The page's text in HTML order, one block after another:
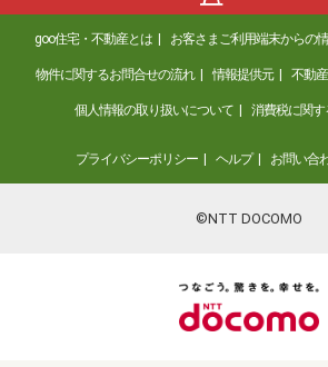
goo住宅・不動産とは お客さまご利用端末からの
物件に関するお問合せの流れ 情報提供元 不動
個人情報の取り扱いについて 消費税に関
プライバシーポリシー ヘルプ お問い合
©NTT DOCOMO